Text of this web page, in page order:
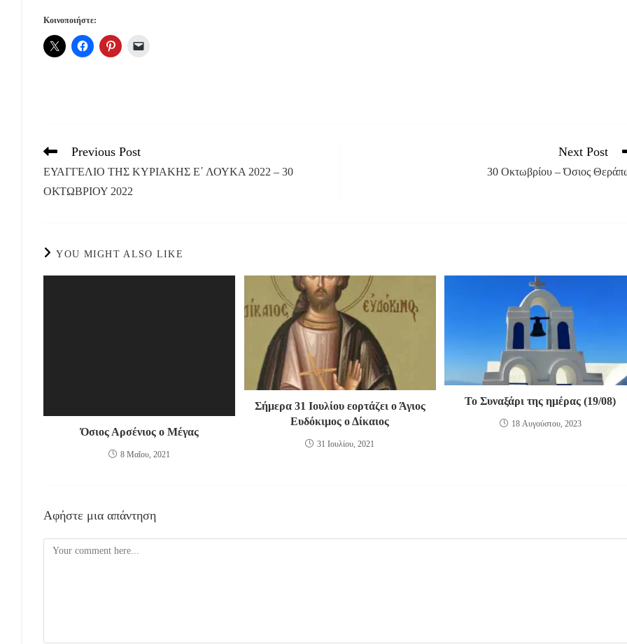
Κοινοποιήστε:
Read
articles
Previous Post
ΕΥΑΓΓΕΛΙΟ ΤΗΣ ΚΥΡΙΑΚΗΣ E΄ ΛΟΥΚΑ 2022 – 30
ΟΚΤΩΒΡΙΟΥ 2022
Next Post
30 Οκτωβρίου – Όσιος
YOU MIGHT ALSO LIKE
Όσιος Αρσένιος ο Μέγας
8 Μαΐου, 2021
Σήμερα 31 Ιουλίου εορτάζει ο Άγιος
Ευδόκιμος ο Δίκαιος
31 Ιουλίου, 2021
Το Συναξάρι της ημέρας (19/08)
18 Αυγούστου, 2023
Αφήστε μια απάντηση
Comment